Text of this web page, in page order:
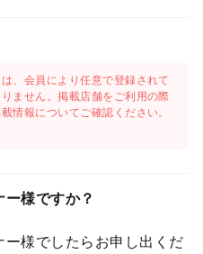
、会員により任意で登録されて
ません。掲載店舗をご利用の際
情報についてご確認ください。
ー様ですか？
ー様でしたらお申し出くだ